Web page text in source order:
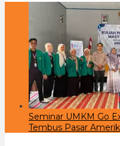
Seminar UMKM Go
Tembus Pasar